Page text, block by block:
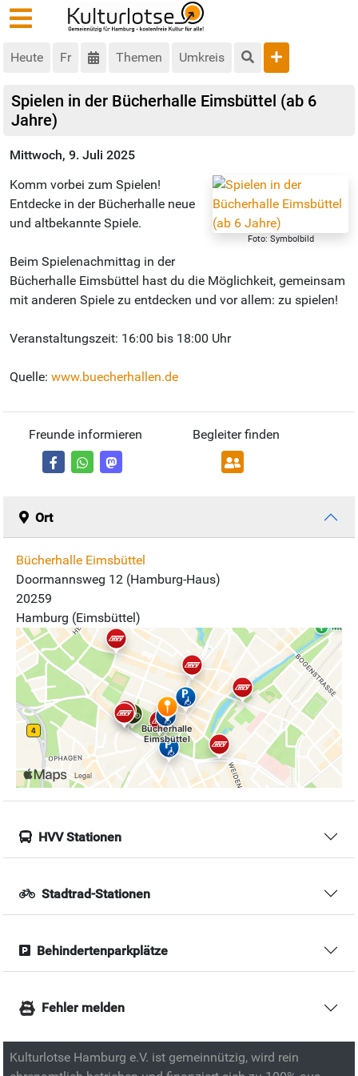
Heute Fr Themen Umkreis
Spielen in der Bücherhalle Eimsbüttel (ab 6
Jahre)
Mittwoch, 9. Juli 2025
Foto: Symbolbild
Komm vorbei zum Spielen!
Entdecke in der Bücherhalle neue
und altbekannte Spiele.
Beim Spielenachmittag in der
Bücherhalle Eimsbüttel hast du die Möglichkeit, gemeinsam
mit anderen Spiele zu entdecken und vor allem: zu spielen!
Veranstaltungszeit: 16:00 bis 18:00 Uhr
Quelle: www.buecherhallen.de
Freunde informieren Begleiter finden
Ort
Bücherhalle Eimsbüttel
Doormannsweg 12 (Hamburg-Haus)
20259
Hamburg (Eimsbüttel)
HVV Stationen
Stadtrad-Stationen
Behindertenparkplätze
Fehler melden
Kulturlotse Hamburg e.V. ist gemeinnützig, wird rein